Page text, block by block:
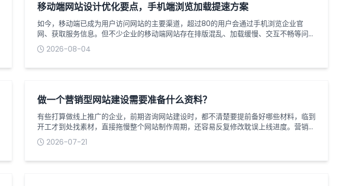
移动端网站设计优化要点，手机端浏览加载提速方案
如今，移动端已成为用户访问网站的主要渠道，超过80的用户会通过手机浏览企业官
网、获取服务信息。但不少企业的移动端网站存在排版混乱、加载缓慢、交互不畅等问
题，导致访客流失率居高不下。做好移动端网站设计优化，同时落实加载提速方案，既能
提升用户浏览体验，也能有效留住潜在客户，为线上转化奠定基础。一、移动端网站设计
2026-08-04
做一个营销型网站建设需要准备什么资料？
有些打算做线上推广的企业，前期咨询网站建设时，都不清楚要提前备好哪些材料，临到
开工才到处找素材，直接拖慢整个网站制作周期，还容易反复修改耽误上线进度。营销型
网站和普通展示站不一样，核心目的是引流获客，前期资料准备得越齐全，网站开发出来
的转化效果也会更好，今天就梳理下搭建这类站点要提前整理好的全部内容。首先是企业
2026-07-21